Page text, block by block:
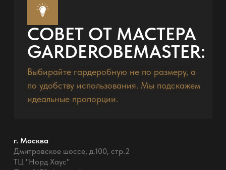
СОВЕТ ОТ МАСТЕРА
GARDEROBEMASTER:
Выбирайте гардеробную не по размеру, а
по удобству использования. Мы подскажем
идеальные пропорции.
г. Москва
Дмитровское шоссе, д.100, стр.2
ТЦ "Норд Хаус"